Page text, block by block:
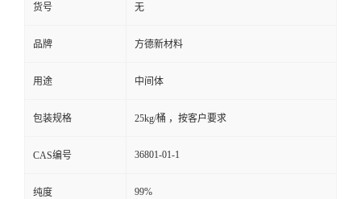
货号 无
品牌 方德新材料
用途 中间体
包装规格 25kg/桶 ，按客户要求
CAS编号 36801-01-1
纯度 99%